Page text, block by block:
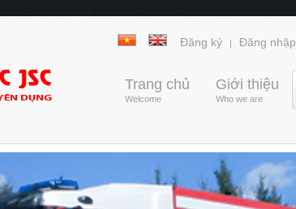
Đăng ký | Đăng nhập
Trang chủ
Welcome
Giới thiệu
Who we are